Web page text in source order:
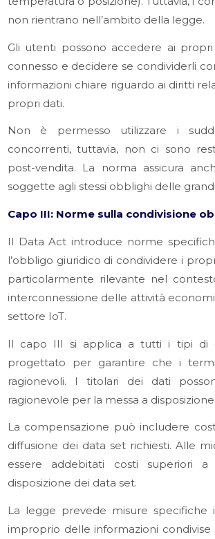
non rientrano nell’ambito della legge.
Gli utenti possono accedere ai
connesso e decidere se condividerli
informazioni chiare riguardo ai diritti
propri dati.
Non è permesso utilizzare i
concorrenti, tuttavia, non ci sono
post-vendita. La norma assicura
soggette agli stessi obblighi delle
Capo III: Norme sulla condivisione
Il Data Act introduce norme
l’obbligo giuridico di condividere i
particolarmente rilevante nel
interconnessione delle attività
settore IoT.
Il capo III si applica a tutti i tipi di
progettato per garantire che i
ragionevoli. I titolari dei dati
ragionevole per la messa a
La compensazione può includere
diffusione dei data set richiesti. Alle
essere addebitati costi superiori
disposizione dei data set.
La legge prevede misure specifiche
improprio delle informazioni